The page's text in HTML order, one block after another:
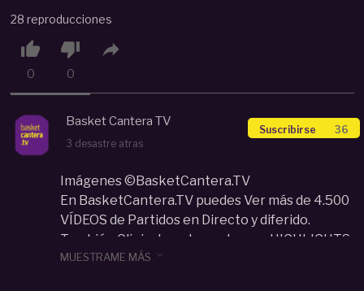
28 reproducciones

0

0

Basket Cantera TV
3 desastre atras
Suscribirse 36
Imágenes ©BasketCantera.TV
En BasketCantera.TV puedes Ver más de 4.500
VÍDEOS de Partidos en Directo y diferido.
También Clinic de entrenadores y HIGHLIGHTS
de los mejores equipos y jugadores de las
MUESTRAME MÁS 